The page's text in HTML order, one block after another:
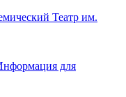
для